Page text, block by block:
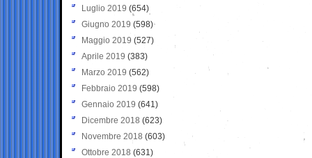
Luglio 2019 (654)
Giugno 2019 (598)
Maggio 2019 (527)
Aprile 2019 (383)
Marzo 2019 (562)
Febbraio 2019 (598)
Gennaio 2019 (641)
Dicembre 2018 (623)
Novembre 2018 (603)
Ottobre 2018 (631)